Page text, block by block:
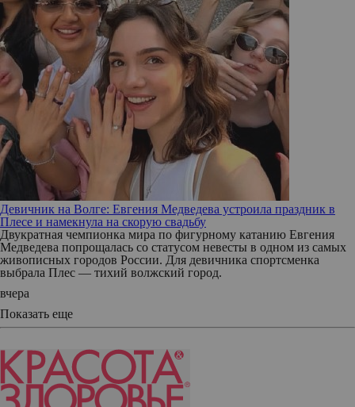
Девичник на Волге: Евгения Медведева устроила праздник в
Плесе и намекнула на скорую свадьбу
Двукратная чемпионка мира по фигурному катанию Евгения
Медведева попрощалась со статусом невесты в одном из самых
живописных городов России. Для девичника спортсменка
выбрала Плес — тихий волжский город.
вчера
Показать еще